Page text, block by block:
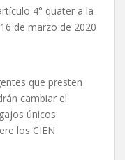
4° quater a la
de marzo de 2020
que presten
cambiar el
únicos
los CIEN